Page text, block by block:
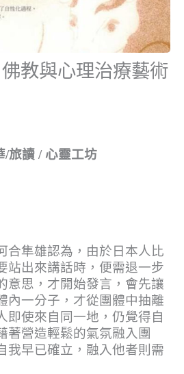
佛教與心理治療藝術
/旅讀 / 心靈工坊
合隼雄認為，由於日本人比
站出來講話時，便需退一步
意思，才開始發言，會先讓
內一分子，才從團體中抽離
即使來自同一地，仍覺得自
著營造輕鬆的氣氛融入團
我早已確立，融入他者則需